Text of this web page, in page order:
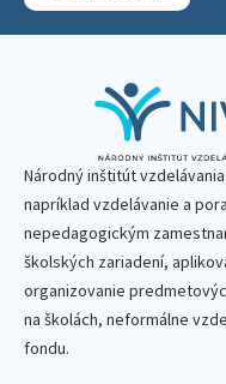
Národný inštitút
napríklad vzdelávanie a
nepedagogickým
školských zariadení,
organizovanie
na školách, neformálne
fondu.